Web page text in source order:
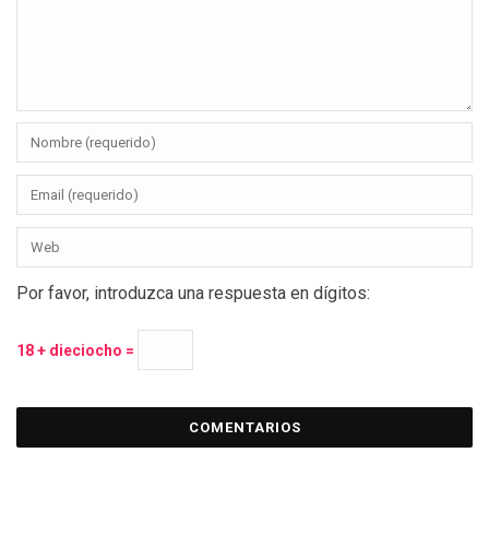
Por favor, introduzca una respuesta en dígitos:
18 + dieciocho =